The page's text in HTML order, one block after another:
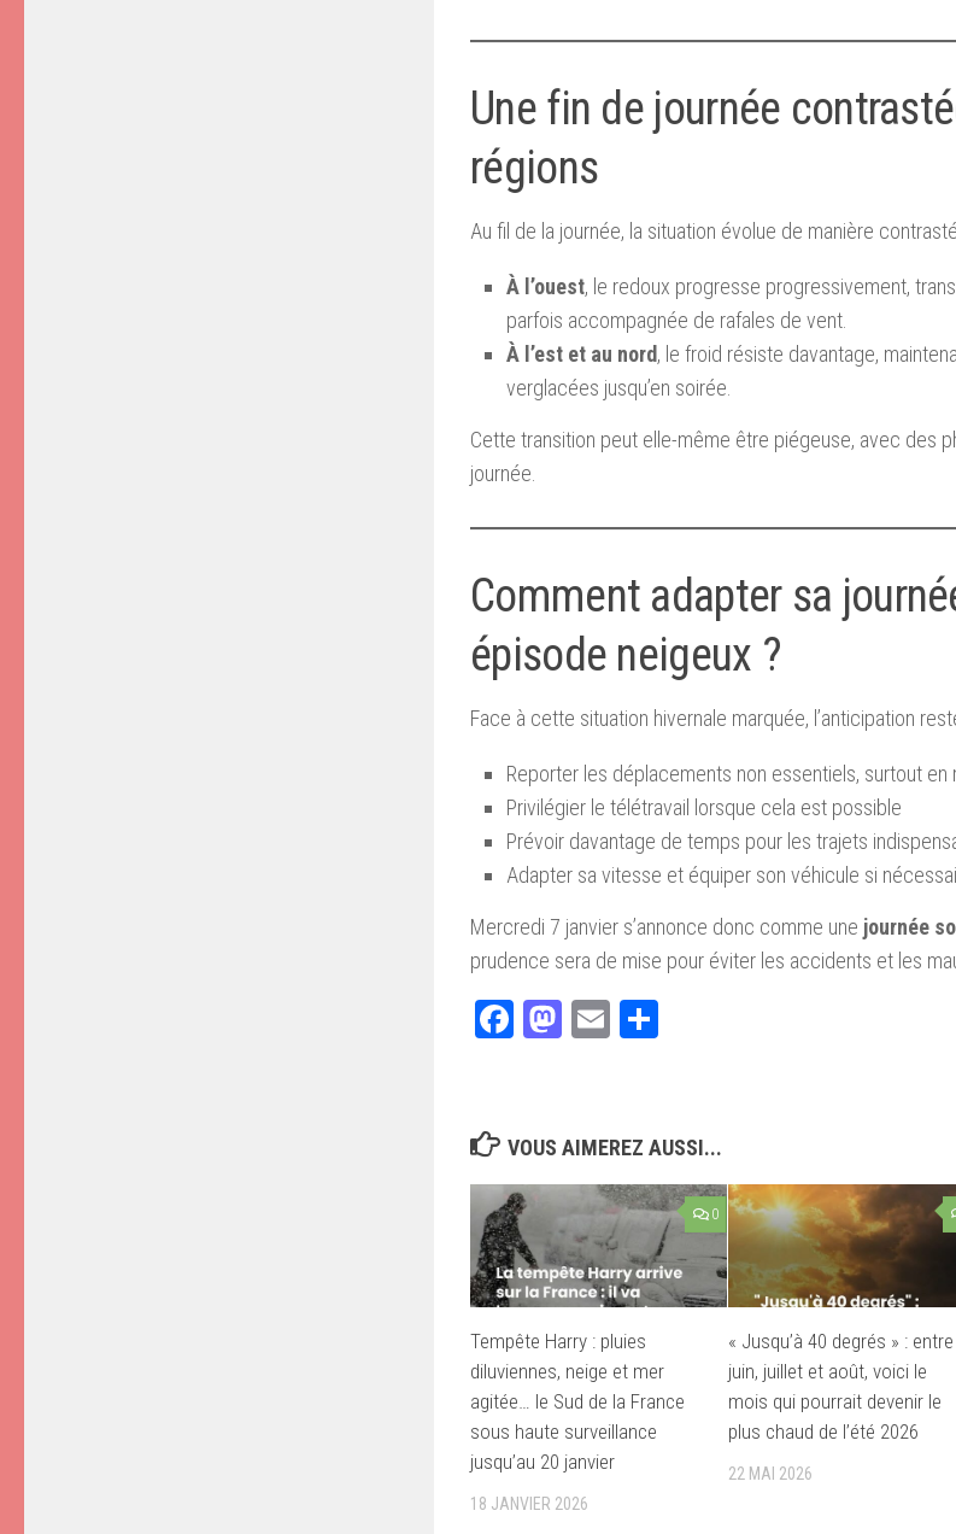
Une fin de journée
régions
Au fil de la journée, la situation évolue de manière
À l’ouest, le redoux progresse progressivement,
parfois accompagnée de rafales de vent.
À l’est et au nord, le froid résiste davantage,
verglacées jusqu’en soirée.
Cette transition peut elle-même être piégeuse, avec des
journée.
Comment adapter sa
épisode neigeux ?
Face à cette situation hivernale marquée, l’anticipation
Reporter les déplacements non essentiels, surtout en
Privilégier le télétravail lorsque cela est possible
Prévoir davantage de temps pour les trajets
Adapter sa vitesse et équiper son véhicule si
Mercredi 7 janvier s’annonce donc comme une journée
prudence sera de mise pour éviter les accidents et les
Facebook
Mastodon
Email
VOUS AIMEREZ AUSSI...
0
Tempête Harry : pluies
diluviennes, neige et mer
agitée… le Sud de la France
sous haute surveillance
jusqu’au 20 janvier
18 JANVIER 2026
« Jusqu’à 40 degrés » : entre
juin, juillet et août, voici le
mois qui pourrait devenir le
plus chaud de l’été 2026
22 MAI 2026